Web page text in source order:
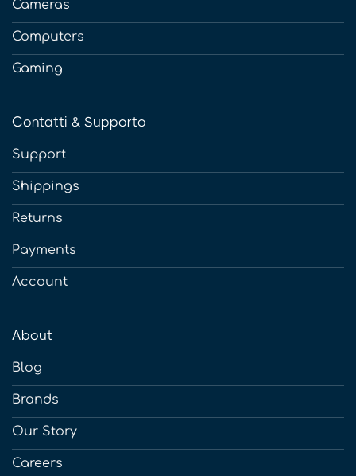
Cameras
Computers
Gaming
Contatti & Supporto
Support
Shippings
Returns
Payments
Account
About
Blog
Brands
Our Story
Careers